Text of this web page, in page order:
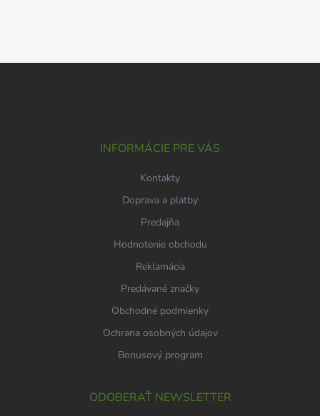
Z
INFORMÁCIE PRE VÁS
Kontakty
Doprava a platby
Predajňa
Hodnotenie obchodu
Reklamácia
Predávané značky
Obchodné podmienky
Ochrana osobných údajov
Bonusový program
ODOBERAŤ NEWSLETTER